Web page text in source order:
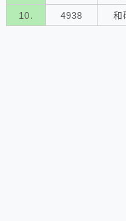
10. 4938 和